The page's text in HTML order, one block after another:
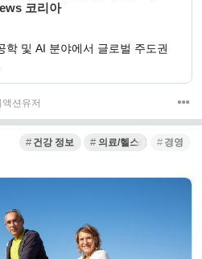
코리아
학 및 AI 분야에서 글로벌 주도권
액션유저
건강 정보 의료/헬스케어 스타트업
경영